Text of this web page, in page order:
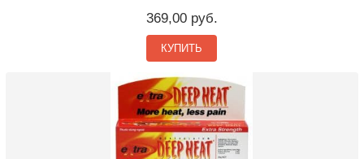
369,00 руб.
КУПИТЬ